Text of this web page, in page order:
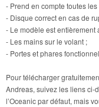
- Prend en compte toutes
- Disque correct en cas de
- Le modèle est entièrement
- Les mains sur le volant ;
- Portes et phares
Pour télécharger
Andreas, suivez les liens ci-
l’Oceanic par défaut, mais